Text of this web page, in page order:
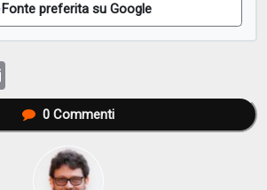
Fonte preferita su Google
0Commenti